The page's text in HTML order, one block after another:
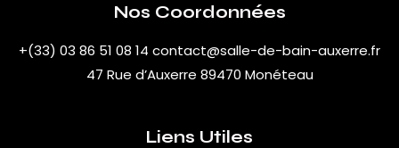
Nos Coordonnées
+(33) 03 86 51 08 14 contact@salle-de-bain-auxerre.fr
47 Rue d’Auxerre 89470 Monéteau
Liens Utiles